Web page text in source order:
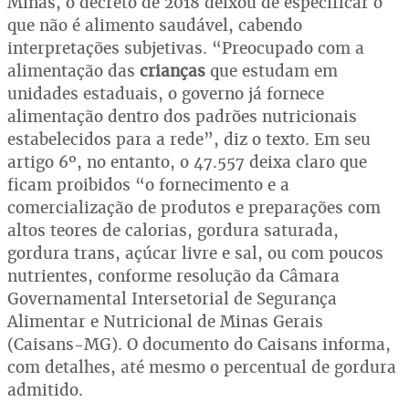
que não é alimento saudável, cabendo
interpretações subjetivas. “Preocupado com a
alimentação das crianças que estudam em
unidades estaduais, o governo já fornece
alimentação dentro dos padrões nutricionais
estabelecidos para a rede”, diz o texto. Em seu
artigo 6º, no entanto, o 47.557 deixa claro que
ficam proibidos “o fornecimento e a
comercialização de produtos e preparações com
altos teores de calorias, gordura saturada,
gordura trans, açúcar livre e sal, ou com poucos
nutrientes, conforme resolução da Câmara
Governamental Intersetorial de Segurança
Alimentar e Nutricional de Minas Gerais
(Caisans-MG). O documento do Caisans informa,
com detalhes, até mesmo o percentual de gordura
admitido.